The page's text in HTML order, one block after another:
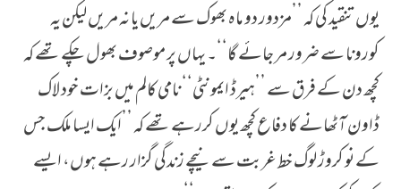
یوں تنقید کی کہ ’’مزدور دو ماہ بھوک سے مریں یا نہ مریں لیکن یہ
کورونا سے ضرور مر جائے گا‘‘۔ یہاں پر موصوف بھول چکے تھے کہ
کچھ دن کے فرق سے ’’ہیرڈ ایمونٹی‘‘ نامی کالم میں بزات خود لاک
ڈاون آٹھانے کا دفاع کچھ یوں کررہے تھے کہ ’’ایک ایسا ملک جس
کے نو کروڑ لوگ خط غربت سے نیچے زندگی گزار رہے ہوں، ایسے